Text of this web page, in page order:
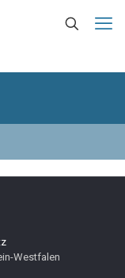
Westfalen